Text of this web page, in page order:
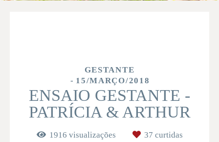
GESTANTE
15/MARÇO/2018
ENSAIO GESTANTE -
PATRÍCIA & ARTHUR
1916 visualizações 37 curtidas